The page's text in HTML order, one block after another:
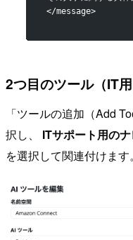
</message>
2つ目のツール（IT
「ツールの追加（Add
択し、 ITサポート用の
を選択して関連付けます。